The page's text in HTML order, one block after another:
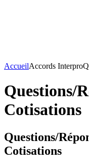
AccueilAccords Interpro
Questions/
Cotisations
Questions/
Cotisations